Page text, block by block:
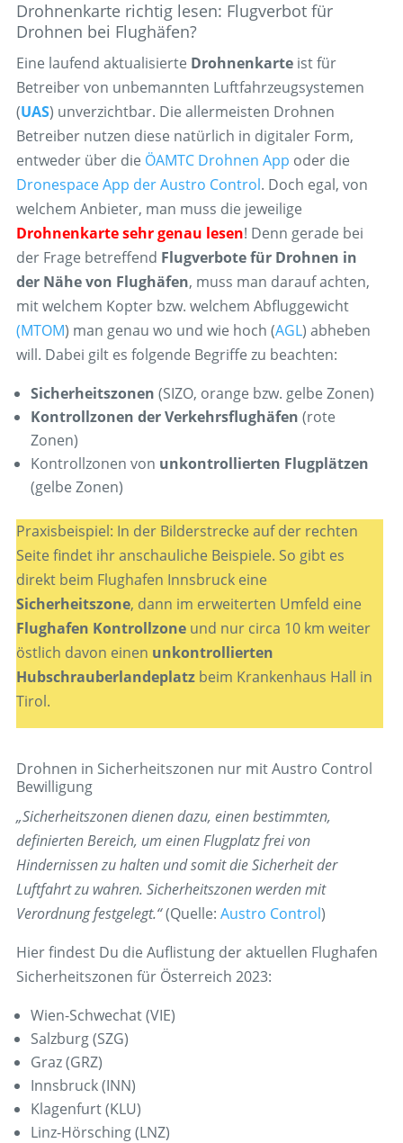
Drohnenkarte richtig lesen: Flugverbot für
Drohnen bei Flughäfen?
Eine laufend aktualisierte Drohnenkarteist für
Betreiber von unbemannten Luftfahrzeugsystemen
(UAS) unverzichtbar. Die allermeisten Drohnen
Betreiber nutzen diese natürlich in digitaler Form,
entweder über die ÖAMTC Drohnen App oder die
Dronespace App der Austro Control. Doch egal, von
welchem Anbieter, man muss die jeweilige
Drohnenkarte sehr genau lesen! Denn gerade bei
der Frage betreffend Flugverbote für Drohnen in
der Nähe von Flughäfen, muss man darauf achten,
mit welchem Kopter bzw. welchem Abfluggewicht
(MTOM) man genau wo und wie hoch (AGL) abheben
will. Dabei gilt es folgende Begriffe zu beachten:
Sicherheitszonen (SIZO, orange bzw. gelbe Zonen)
Kontrollzonen der Verkehrsflughäfen (rote
Zonen)
Kontrollzonen von unkontrollierten Flugplätzen
(gelbe Zonen)
Praxisbeispiel: In der Bilderstrecke auf der rechten
Seite findet ihr anschauliche Beispiele. So gibt es
direkt beim Flughafen Innsbruck eine
Sicherheitszone, dann im erweiterten Umfeld eine
Flughafen Kontrollzoneund nur circa 10 km weiter
östlich davon einen unkontrollierten
Hubschrauberlandeplatzbeim Krankenhaus Hall in
Tirol.
Drohnen in Sicherheitszonen nur mit Austro Control
Bewilligung
„Sicherheitszonen dienen dazu, einen bestimmten,
definierten Bereich, um einen Flugplatz frei von
Hindernissen zu halten und somit die Sicherheit der
Luftfahrt zu wahren. Sicherheitszonen werden mit
Verordnung festgelegt.“(Quelle: Austro Control)
Hier findest Du die Auflistung der aktuellen Flughafen
Sicherheitszonen für Österreich 2023:
Wien-Schwechat (VIE)
Salzburg (SZG)
Graz (GRZ)
Innsbruck (INN)
Klagenfurt (KLU)
Linz-Hörsching (LNZ)